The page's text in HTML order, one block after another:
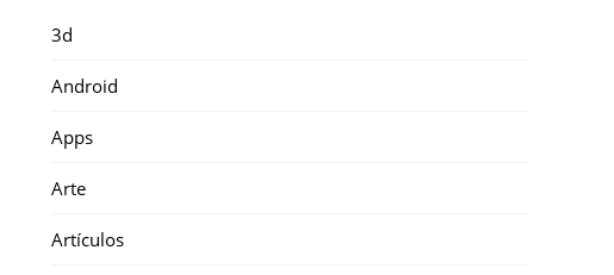
3d
Android
Apps
Arte
Artículos